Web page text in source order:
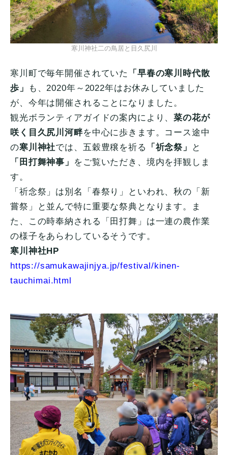
寒川神社二の鳥居と目久尻川
寒川町で毎年開催されていた
「早春の寒川時代散
歩」
も、2020年～2022年はお休みしていました
が、今年は開催されることになりました。
観光ボランティアガイドの案内により、菜の花が
咲く目久尻川河畔を中心に歩きます。コース途中
の寒川神社では、五穀豊穣を祈る 「祈念祭」
と
「田打舞神事」
をご覧いただき、境内を拝観しま
す。
「祈念祭」は別名「春祭り」といわれ、秋の「新
嘗祭」と並んで特に重要な祭典となります。ま
た、この時奉納される「田打舞」は一連の農作業
の様子をあらわしているそうです。
寒川神社HP
https://samukawajinjya.jp/festival/kinen-
tauchimai.html